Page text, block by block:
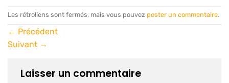
Les rétroliens sont fermés, mais vous pouvez poster un commentaire.
← Précédent
Suivant →
Laisser un commentaire